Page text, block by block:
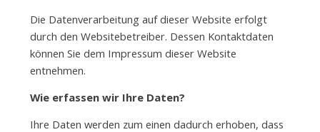
Die Datenverarbeitung auf dieser Website erfolgt
durch den Websitebetreiber. Dessen Kontaktdaten
können Sie dem Impressum dieser Website
entnehmen.
Wie erfassen wir Ihre Daten?
Ihre Daten werden zum einen dadurch erhoben, dass